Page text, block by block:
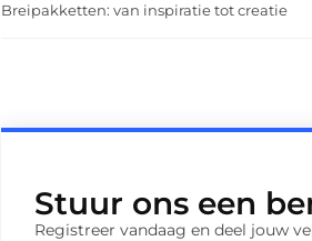
Breipakketten: van inspiratie tot creatie
Stuur ons een
Registreer vandaag en deel jouw